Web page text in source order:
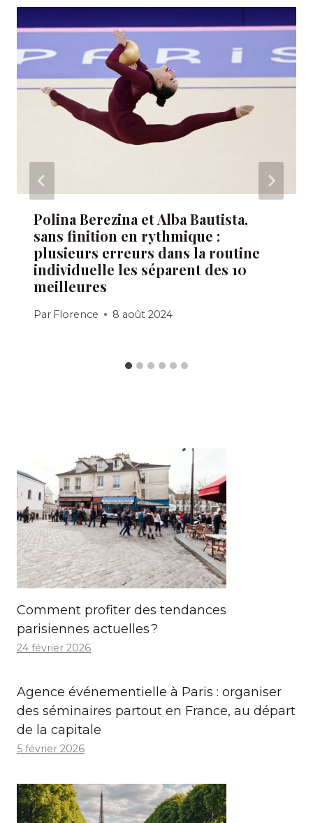
Polina Berezina et Alba Bautista,
sans finition en rythmique :
plusieurs erreurs dans la routine
individuelle les séparent des 10
meilleures
Par Florence 8 août 2024
Comment profiter des tendances
parisiennes actuelles ?
24 février 2026
Agence événementielle à Paris : organiser
des séminaires partout en France, au départ
de la capitale
5 février 2026